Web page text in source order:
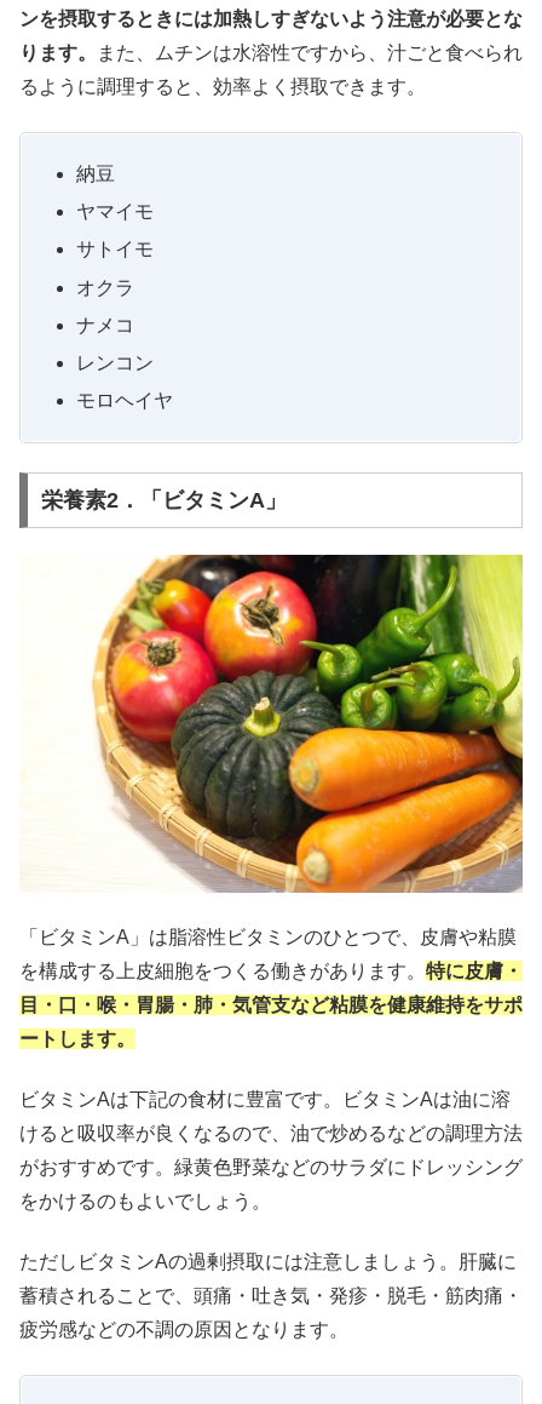
ンを摂取するときには加熱しすぎないよう注意が必要とな
ります。
また、ムチンは水溶性ですから、汁ごと食べられ
るように調理すると、効率よく摂取できます。
納豆
ヤマイモ
サトイモ
オクラ
ナメコ
レンコン
モロヘイヤ
栄養素2．「ビタミンA」
「ビタミンA」は脂溶性ビタミンのひとつで、皮膚や粘膜
を構成する上皮細胞をつくる働きがあります。 特に皮膚・
目・口・喉・胃腸・肺・気管支など粘膜を健康維持をサポ
ートします。
ビタミンAは下記の食材に豊富です。ビタミンAは油に溶
けると吸収率が良くなるので、油で炒めるなどの調理方法
がおすすめです。緑黄色野菜などのサラダにドレッシング
をかけるのもよいでしょう。
ただしビタミンAの過剰摂取には注意しましょう。肝臓に
蓄積されることで、頭痛・吐き気・発疹・脱毛・筋肉痛・
疲労感などの不調の原因となります。